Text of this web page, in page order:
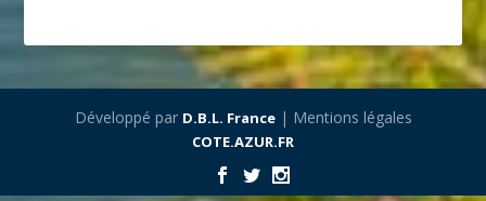
Développé par D.B.L. France| Mentions légales
COTE.AZUR.FR